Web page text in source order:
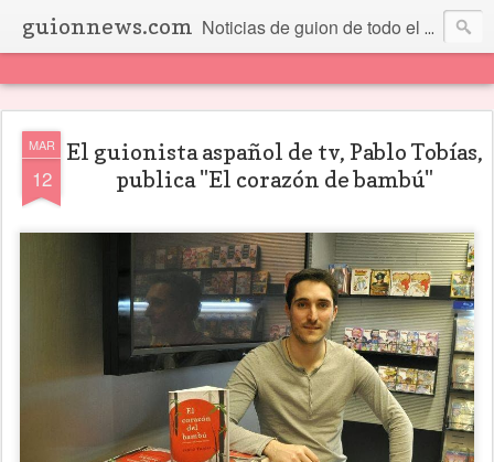
guionnews.com Noticias de guion de todo el mundo... Y más.
MAR
12
El guionista aspañol de tv, Pablo Tobías,
publica "El corazón de bambú"